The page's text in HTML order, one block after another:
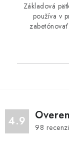
Základová
používa v
4.9 98